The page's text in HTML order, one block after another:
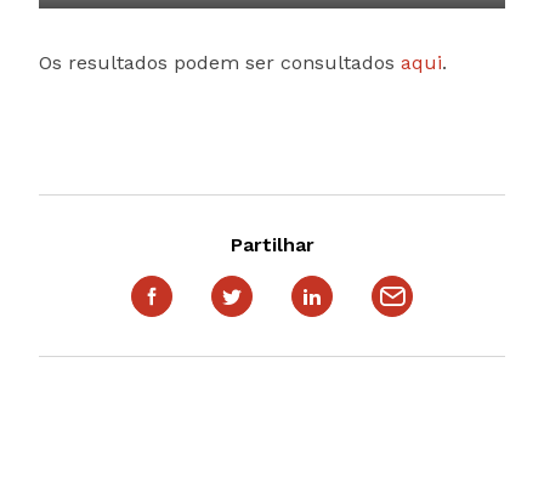
Os resultados podem ser consultados aqui.
Partilhar